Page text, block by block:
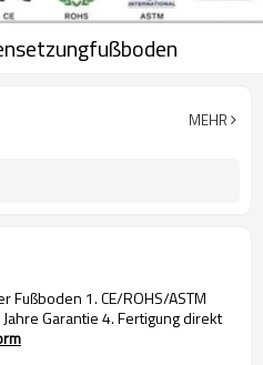
MEHR
Fußboden 1. CE/ROHS/ASTM
Garantie 4. Fertigung direkt